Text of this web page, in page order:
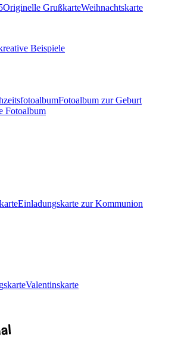
Originelle GrußkarteWeihnachtskarte
Beispiele
Fotoalbum zur Geburt
Fotoalbum
Einladungskarte zur Kommunion
Valentinskarte